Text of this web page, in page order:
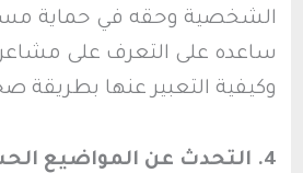
الشخصية وحقه في حماية
ساعده على التعرف على
وكيفية التعبير عنها بطريقة
4. التحدث عن المواضيع الحساسة: